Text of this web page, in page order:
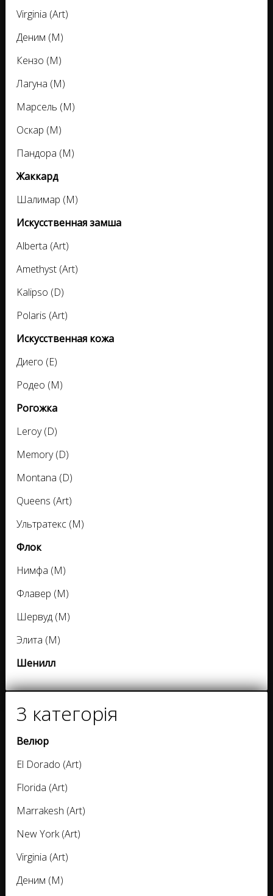
Virginia (Art)
Деним (M)
Кензо (M)
Лагуна (M)
Марсель (M)
Оскар (M)
Пандора (M)
Жаккард
Шалимар (M)
Искусственная замша
Alberta (Art)
Amethyst (Art)
Kalipso (D)
Polaris (Art)
Искусственная кожа
Диего (E)
Родео (M)
Рогожка
Leroy (D)
Memory (D)
Montana (D)
Queens (Art)
Ультратекс (M)
Флок
Нимфа (M)
Флавер (M)
Шервуд (M)
Элита (M)
Шенилл
3 категорія
Велюр
El Dorado (Art)
Florida (Art)
Marrakesh (Art)
New York (Art)
Virginia (Art)
Деним (M)